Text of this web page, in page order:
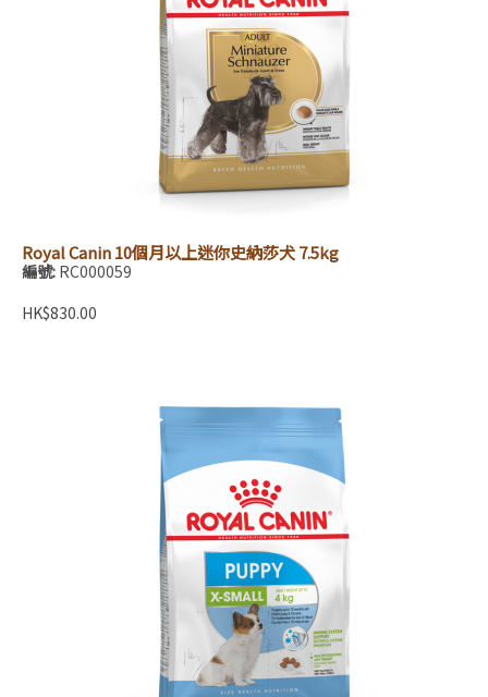
Royal Canin 10個月以上迷你史納莎犬 7.5kg
編號: RC000059
HK$830.00